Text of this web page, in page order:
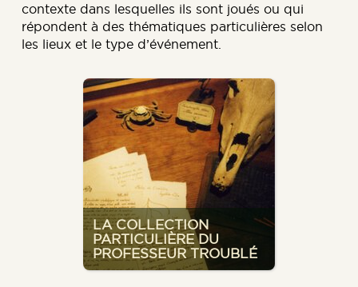
contexte dans lesquelles ils sont joués ou qui
répondent à des thématiques particulières selon
les lieux et le type d’événement.
LA COLLECTION
PARTICULIÈRE DU
PROFESSEUR TROUBLÉ